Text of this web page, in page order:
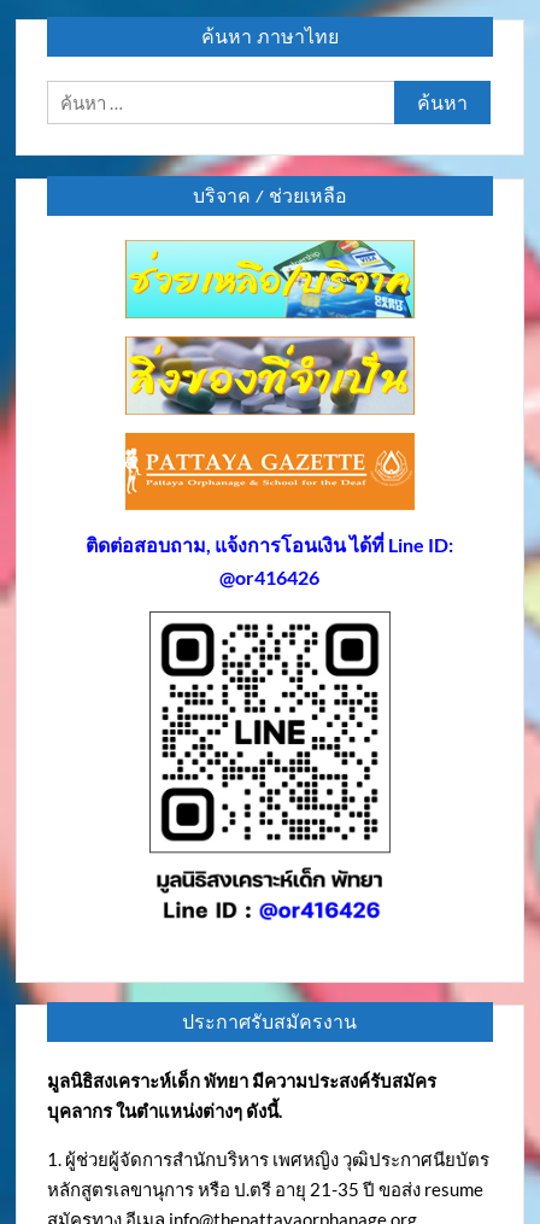
ค้นหา ภาษาไทย
ค้นหา
สำหรับ:
บริจาค / ช่วยเหลือ
ติดต่อสอบถาม, แจ้งการโอนเงิน ได้ที่ Line ID:
@or416426
ประกาศรับสมัครงาน
มูลนิธิสงเคราะห์เด็ก พัทยา มีความประสงค์รับสมัคร
บุคลากร ในตำแหน่งต่างๆ ดังนี้.
1. ผู้ช่วยผู้จัดการสำนักบริหาร เพศหญิง วุฒิประกาศนียบัตร
หลักสูตรเลขานุการ หรือ ป.ตรี อายุ 21-35 ปี ขอส่ง resume
สมัครทาง อีเมล info@thepattayaorphanage.org